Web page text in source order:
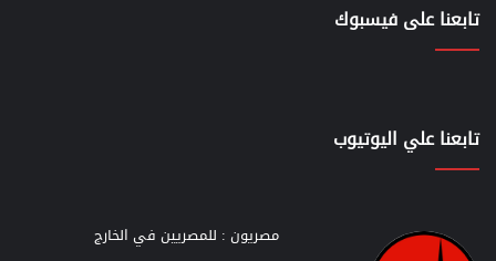
تابعنا على فيسبوك
تابعنا علي اليوتيوب
مصريون : للمصريين في الخارج